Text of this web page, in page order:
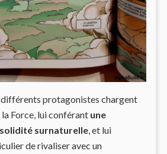
protagonistes chargent
la Force, lui conférant une
surnaturelle, et lui
de rivaliser avec un